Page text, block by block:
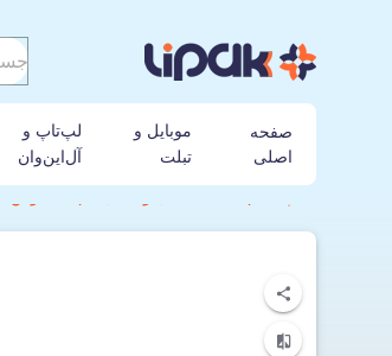
صفحه
اصلی
موبایل و
تبلت
لپ‌تاپ و
آل‌این‌وان